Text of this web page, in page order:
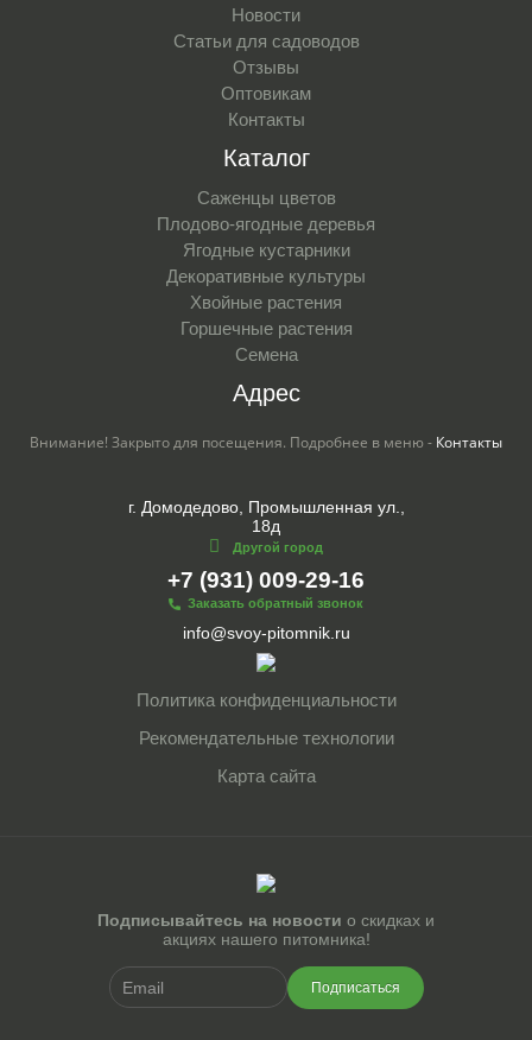
Новости
Статьи для садоводов
Отзывы
Оптовикам
Контакты
Каталог
Саженцы цветов
Плодово-ягодные деревья
Ягодные кустарники
Декоративные культуры
Хвойные растения
Горшечные растения
Семена
Адрес
Внимание! Закрыто для посещения. Подробнее в меню - Контакты
г. Домодедово, Промышленная ул.,
18д
Другой город
+7 (931) 009-29-16
Заказать обратный звонок
info@svoy-pitomnik.ru
Политика конфиденциальности
Рекомендательные технологии
Карта сайта
Подписывайтесь на новости о скидках и
акциях нашего питомника!
Подписаться